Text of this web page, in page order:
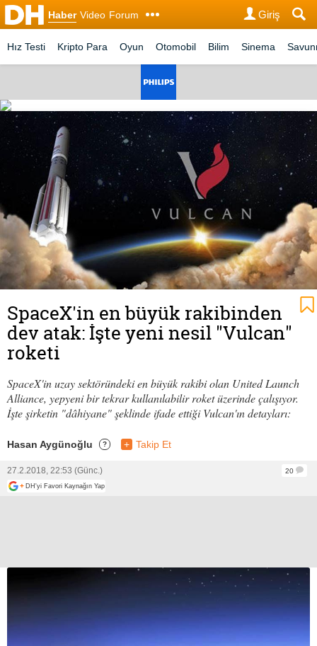
Haber Video Forum Giriş
Hız Testi Kripto Para Oyun Otomobil Bilim Sinema
SpaceX'in en büyük rakibinden
dev atak: İşte yeni nesil "Vulcan"
roketi
SpaceX'in uzay sektöründeki en büyük rakibi olan United Launch
Alliance, yepyeni bir tekrar kullanılabilir roket üzerinde çalışıyor.
İşte şirketin "dâhiyane" şeklinde ifade ettiği Vulcan'ın detayları:
Hasan Aygünoğlu ? + Takip Et
27.2.2018, 22:53 (Günc.)
20
+ DH'yi Favori Kaynağın Yap